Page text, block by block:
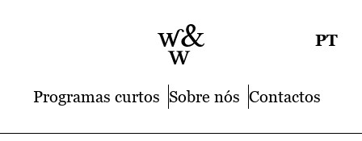
Programas curtos Sobre nós Contactos
PT